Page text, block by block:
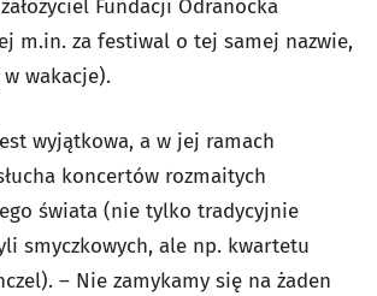
Fundacji Odranocka
m.in. za festiwal o tej samej nazwie,
wakacje).
wyjątkowa, a w jej ramach
koncertów rozmaitych
świata (nie tylko tradycyjnie
smyczkowych, ale np. kwartetu
– Nie zamykamy się na żaden